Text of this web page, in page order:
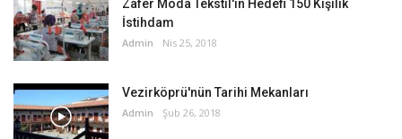
Zafer Moda Tekstil'in Hedefi 150 Kişilik
İstihdam
Admin Nis 25, 2018
Vezirköprü'nün Tarihi Mekanları
Admin Şub 26, 2018